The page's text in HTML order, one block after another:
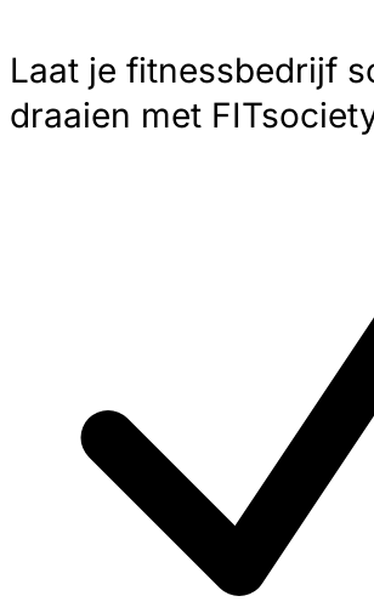
Laat je fitnessbedrijf
draaien met